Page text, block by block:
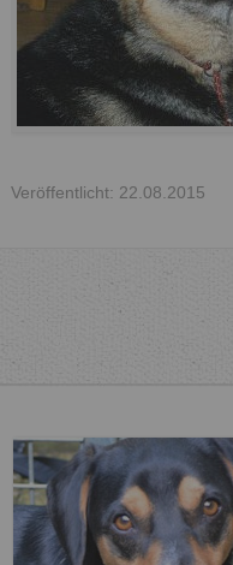
Veröffentlicht: 22.08.2015